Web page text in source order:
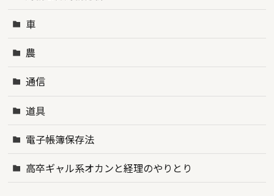
車
農
通信
道具
電子帳簿保存法
高卒ギャル系オカンと経理のやりとり